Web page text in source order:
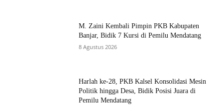
M. Zaini Kembali Pimpin PKB Kabupaten
Banjar, Bidik 7 Kursi di Pemilu Mendatang
8 Agustus 2026
Harlah ke-28, PKB Kalsel Konsolidasi Mesin
Politik hingga Desa, Bidik Posisi Juara di
Pemilu Mendatang